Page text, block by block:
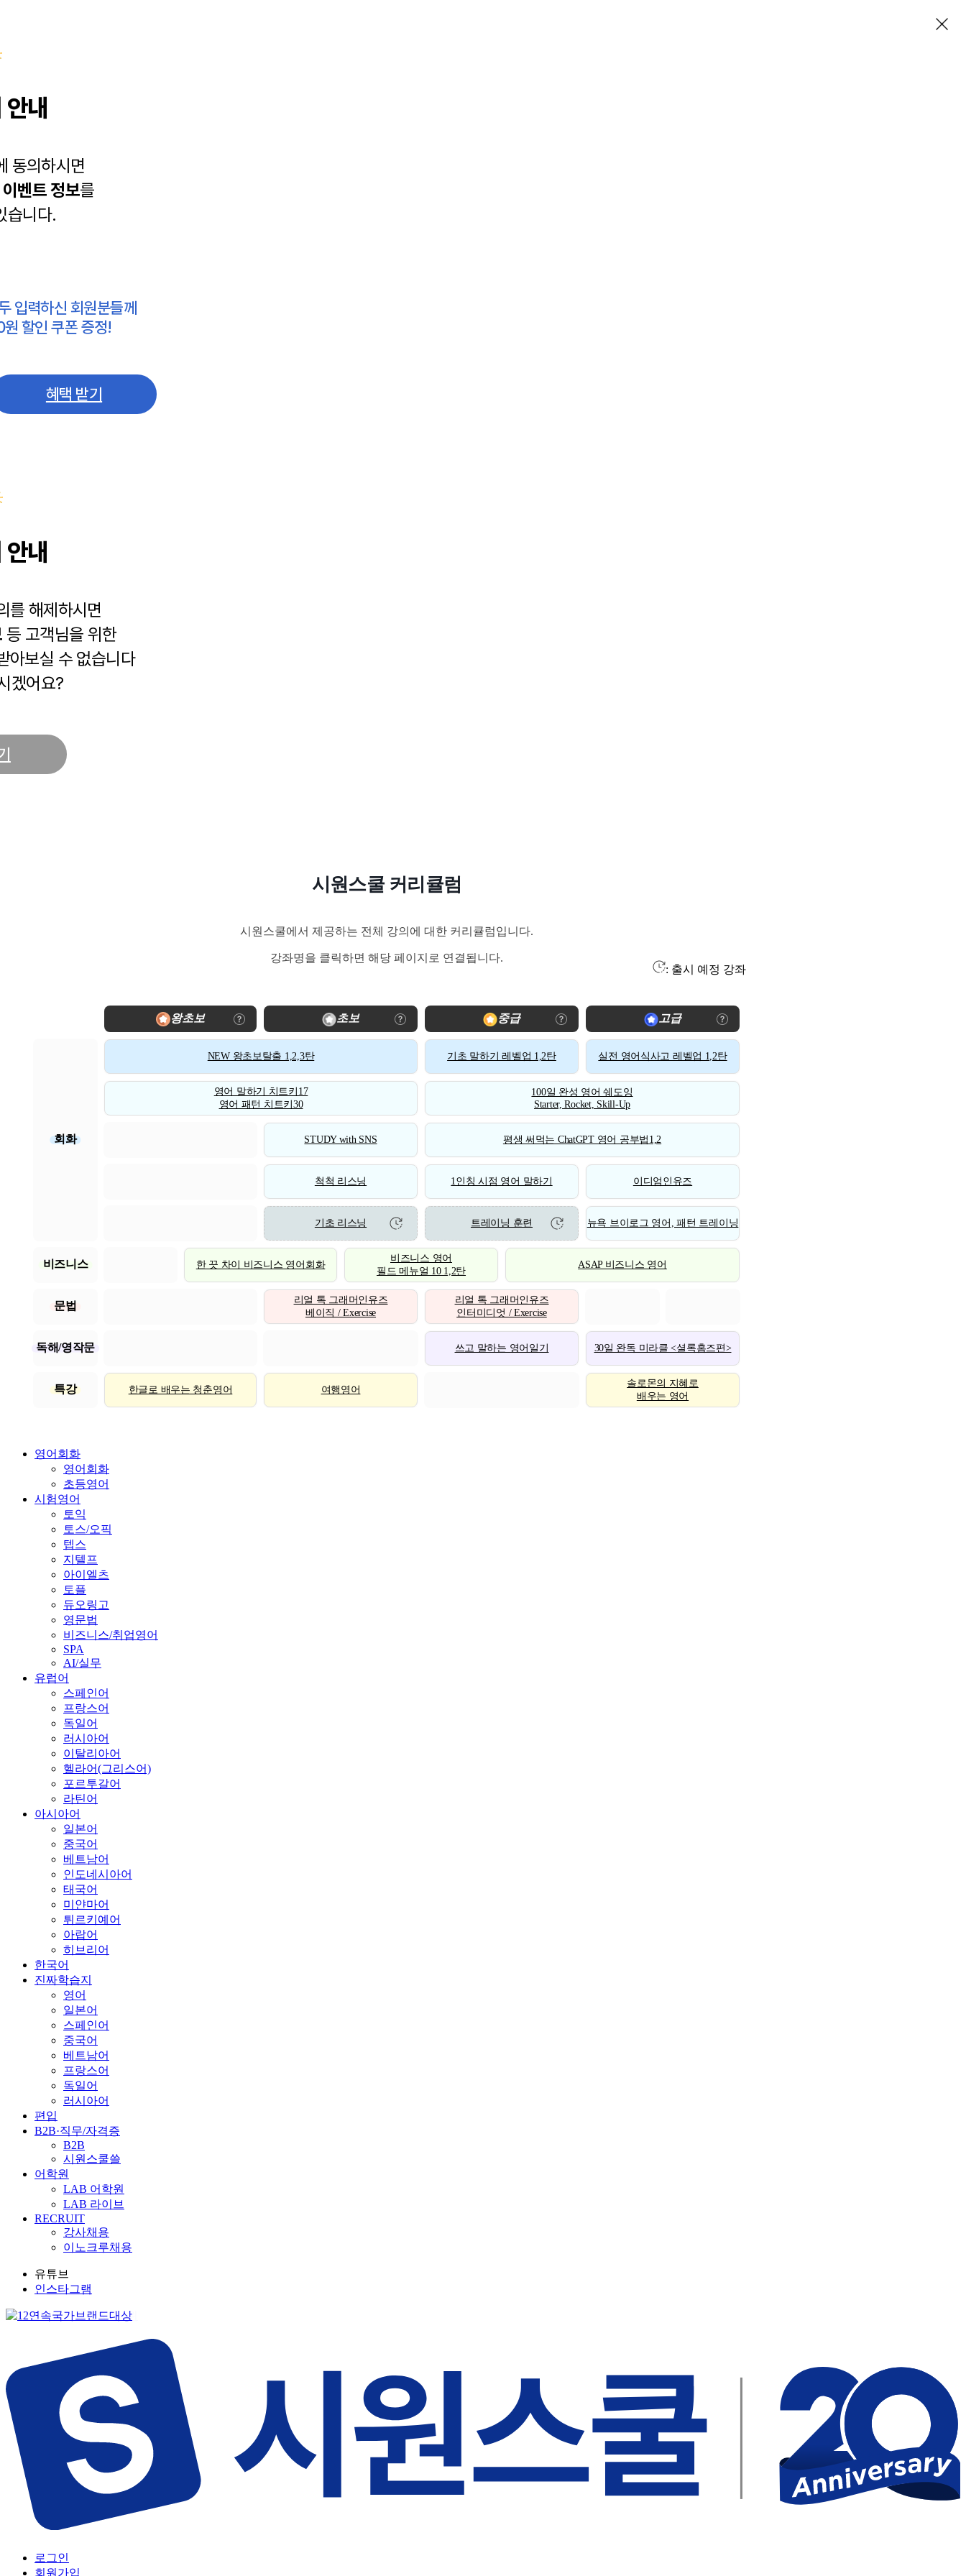
내
동의하시면
이벤트 정보를
습니다.
입력하신 회원분들께
할인 쿠폰 증정!
혜택 받기
내
를 해제하시면
등 고객님을 위한
아보실 수 없습니다
겠어요?
시원스쿨 커리큘럼
시원스쿨에서 제공하는 전체 강의에 대한 커리큘럼입니다.
강좌명을 클릭하면 해당 페이지로 연결됩니다.
: 출시 예정 강좌
왕초보 초보 중급 고급
회화
NEW 왕초보탈출 1,2,3탄 기초 말하기 레벨업 1,2탄 실전 영어식사고 레벨업 1,2탄
영어 말하기 치트키17
영어 패턴 치트키30
100일 완성 영어 쉐도잉
Starter, Rocket, Skill-Up
STUDY with SNS 평생 써먹는 ChatGPT 영어 공부법1,2
척척 리스닝 1인칭 시점 영어 말하기 이디엄인유즈
기초 리스닝 트레이닝 훈련 뉴욕 브이로그 영어, 패턴 트레이닝
비즈니스 한 끗 차이 비즈니스 영어회화
비즈니스 영어
필드 메뉴얼 10 1,2탄
ASAP 비즈니스 영어
문법
리얼 톡 그래머인유즈
베이직 / Exercise
리얼 톡 그래머인유즈
인터미디엇 / Exercise
독해/영작문 쓰고 말하는 영어일기 30일 완독 미라클 <셜록홈즈편>
특강 한글로 배우는 청춘영어 여행영어
솔로몬의 지혜로
배우는 영어
영어회화
영어회화
초등영어
시험영어
토익
토스/오픽
텝스
지텔프
아이엘츠
토플
듀오링고
영문법
비즈니스/취업영어
SPA
AI/실무
유럽어
스페인어
프랑스어
독일어
러시아어
이탈리아어
헬라어(그리스어)
포르투갈어
라틴어
아시아어
일본어
중국어
베트남어
인도네시아어
태국어
미얀마어
튀르키예어
아랍어
히브리어
한국어
진짜학습지
영어
일본어
스페인어
중국어
베트남어
프랑스어
독일어
러시아어
편입
B2B·직무/자격증
B2B
시원스쿨쓸
어학원
LAB 어학원
LAB 라이브
RECRUIT
강사채용
이노크루채용
유튜브
인스타그램
로그인
회원가입